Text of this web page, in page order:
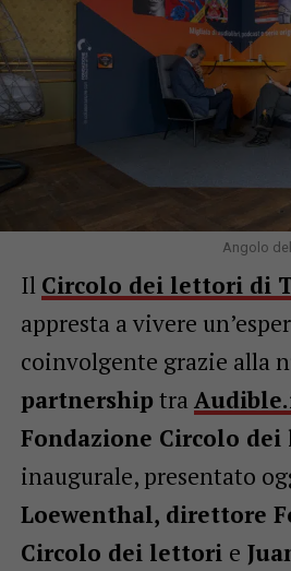
Angolo
Il Circolo dei lettori di
appresta a vivere
coinvolgente grazie alla
partnership tra
Fondazione Circolo
inaugurale, presentato
Loewenthal, direttore
Circolo dei lettori e